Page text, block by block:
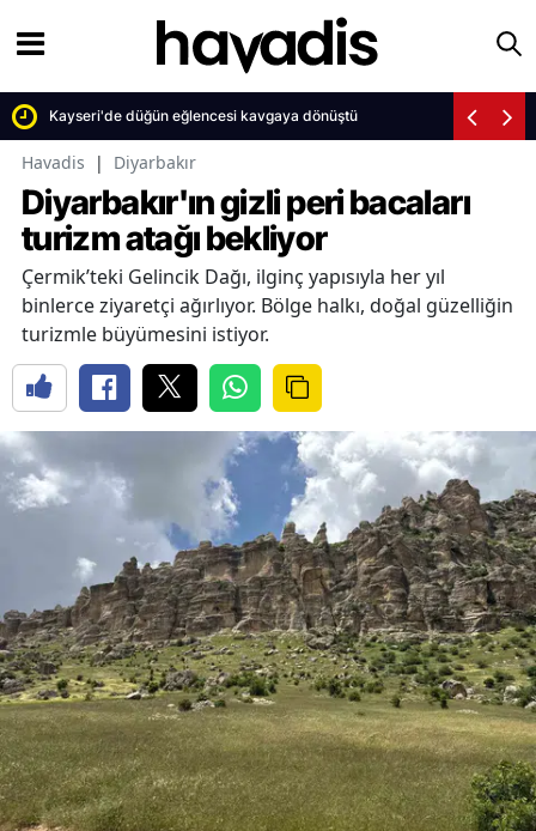
Kayseri'de düğün eğlencesi kavgaya dönüştü
Havadis | Diyarbakır
Diyarbakır'ın gizli peri bacaları
turizm atağı bekliyor
Çermik’teki Gelincik Dağı, ilginç yapısıyla her yıl
binlerce ziyaretçi ağırlıyor. Bölge halkı, doğal güzelliğin
turizmle büyümesini istiyor.